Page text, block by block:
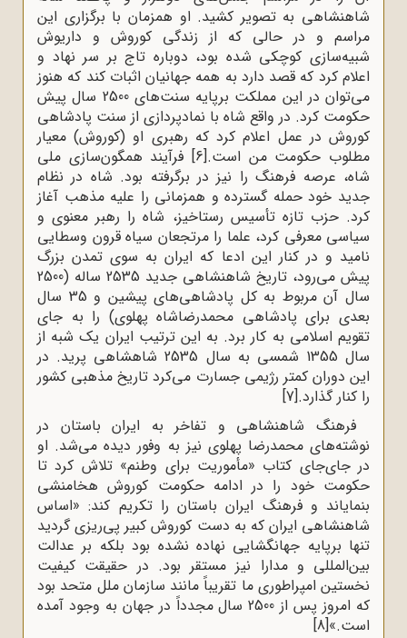
شاهنشاهی به تصویر کشید. او همزمان با برگزاری این
مراسم و در حالی ‌که از زندگی کوروش و داریوش
شبیه‌سازی کوچکی شده بود، دوباره تاج بر سر نهاد و
اعلام کرد که قصد دارد به همه جهانیان اثبات کند که هنوز
می‌توان در این مملکت برپایه سنت‌های 2500 سال پیش
حکومت کرد. در واقع شاه با نمادپردازی از سنت پادشاهی
کوروش در عمل اعلام کرد که رهبری او (کوروش) معیار
مطلوب حکومت من است.[6]
فرآیند همگون‌سازی ملی
شاه، عرصه فرهنگ را نیز در برگرفته بود. شاه در نظام
جدید خود حمله گسترده و همزمانی را علیه مذهب آغاز
کرد. حزب تازه ‌تأسیس رستاخیز، شاه را رهبر معنوی و
سیاسی معرفی کرد، علما را مرتجعان سیاه قرون وسطایی
نامید و در کنار این ادعا که ایران به سوی تمدن بزرگ
پیش می‌رود، تاریخ شاهنشاهی جدید 2535 ساله (2500
سال آن مربوط به کل پادشاهی‌های پیشین و 35 سال
بعدی برای پادشاهی محمدرضاشاه پهلوی) را به‌ جای
تقویم اسلامی به‌ کار برد. به این ترتیب ایران یک شبه از
سال 1355 شمسی به سال 2535 شاهشاهی پرید. در
این دوران کمتر رژیمی جسارت می‌کرد تاریخ مذهبی کشور
را کنار گذارد.[7]
فرهنگ شاهنشاهی و تفاخر به ایران باستان در
نوشته‌های محمدرضا پهلوی نیز به وفور دیده می‌شد. او
در جای‌جای کتاب «مأموریت برای وطنم» تلاش کرد تا
حکومت خود را در ادامه حکومت کوروش هخامنشی
بنمایاند و فرهنگ ایران باستان را تکریم کند: «اساس
شاهنشاهی ایران که به دست کوروش کبیر پی‌ریزی گردید
تنها برپایه جهانگشایی نهاده نشده بود بلکه بر عدالت
بین‌المللی و مدارا نیز مستقر بود. در حقیقت کیفیت
نخستین امپراطوری ما تقریباً مانند سازمان ملل متحد بود
که امروز پس از 2500 سال مجدداً در جهان به وجود آمده
است.»[8]